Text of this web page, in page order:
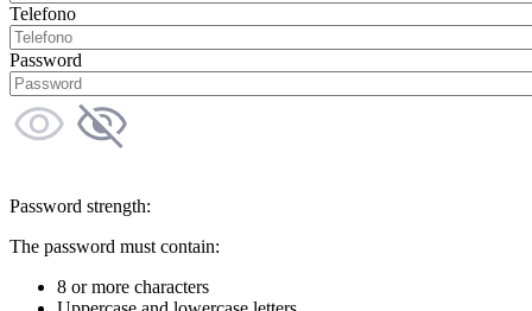
Telefono
Password
Password strength:
The password must contain:
8 or more characters